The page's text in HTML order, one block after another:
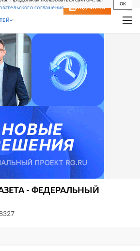
соглашения
OK
ПОДПИСКА
- ФЕДЕРАЛЬНЫЙ